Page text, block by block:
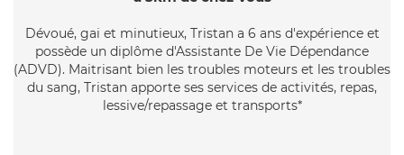
Dévoué, gai et minutieux, Tristan a 6 ans d'expérience et
possède un diplôme d'Assistante De Vie Dépendance
(ADVD). Maitrisant bien les troubles moteurs et les troubles
du sang, Tristan apporte ses services de activités, repas,
lessive/repassage et transports*